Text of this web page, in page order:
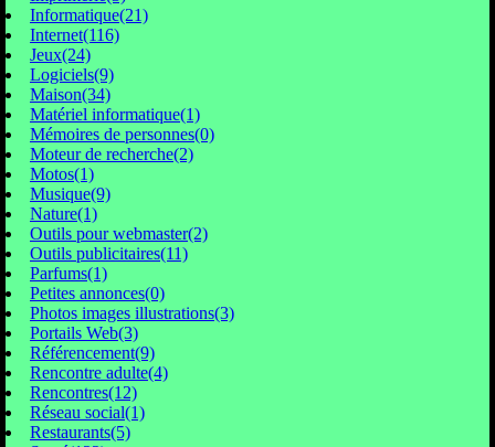
Informatique(21)
Internet(116)
Jeux(24)
Logiciels(9)
Maison(34)
Matériel informatique(1)
Mémoires de personnes(0)
Moteur de recherche(2)
Motos(1)
Musique(9)
Nature(1)
Outils pour webmaster(2)
Outils publicitaires(11)
Parfums(1)
Petites annonces(0)
Photos images illustrations(3)
Portails Web(3)
Référencement(9)
Rencontre adulte(4)
Rencontres(12)
Réseau social(1)
Restaurants(5)